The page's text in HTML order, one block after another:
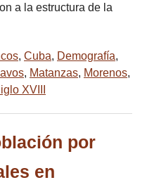
a la estructura de la
, Cuba, Demografía,
, Matanzas, Morenos,
XVIII
por
en